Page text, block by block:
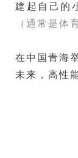
建起自己的
（通常是体
在中国青海
未来，高性